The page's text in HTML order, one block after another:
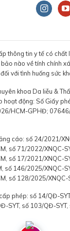
thông tin y tế có chất
nào về tính chính
với tình huống sức
khoa Da liễu &
hoạt động: Số Giấy
HCM-GPHĐ;
cáo: số 24/2021/
số 71/2022/XNQC-
số 17/2021/XNQC-
số 146/2025/XNQC-
số 128/2025/XNQC-
phép: số 14/QĐ-
SYT, số 103/QĐ-SYT,